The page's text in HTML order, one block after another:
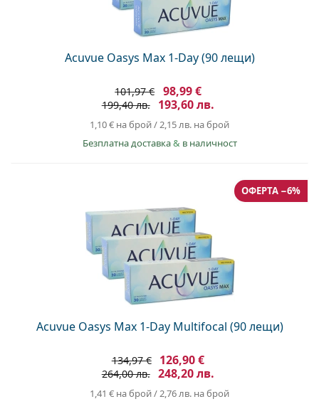
Acuvue Oasys Max 1-Day (90 лещи)
101,97 € 98,99 €
199,40 лв. 193,60 лв.
1,10 € на брой/ 2,15 лв. на брой
Безплатна доставка& в наличност
Acuvue Oasys Max 1-Day Multifocal (90 лещи)
ОФЕРТА −6%
134,97 € 126,90 €
264,00 лв. 248,20 лв.
1,41 € на брой/ 2,76 лв. на брой